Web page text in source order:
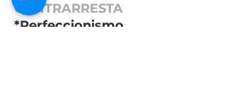
CONTRARRESTA
*Perfeccionismo.